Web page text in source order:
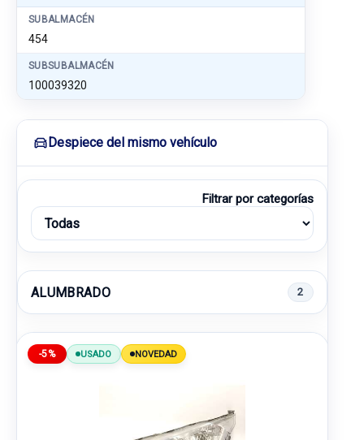
SUBALMACÉN
454
SUBSUBALMACÉN
100039320
Despiece del mismo vehículo
Filtrar por categorías
ALUMBRADO 2
-5% USADO NOVEDAD